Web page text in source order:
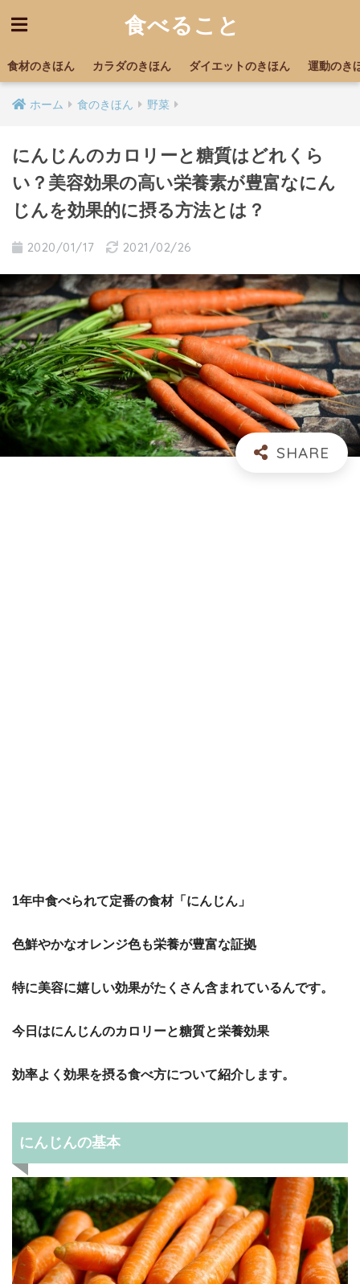
食べること
食材のきほん カラダのきほん ダイエットのきほん 運動のき
ホーム 食のきほん 野菜
にんじんのカロリーと糖質はどれくら
い？美容効果の高い栄養素が豊富なにん
じんを効果的に摂る方法とは？
2020/01/17 2021/02/26
1年中食べられて定番の食材「にんじん」
色鮮やかなオレンジ色も栄養が豊富な証拠
特に美容に嬉しい効果がたくさん含まれているんです。
今日はにんじんのカロリーと糖質と栄養効果
効率よく効果を摂る食べ方について紹介します。
にんじんの基本